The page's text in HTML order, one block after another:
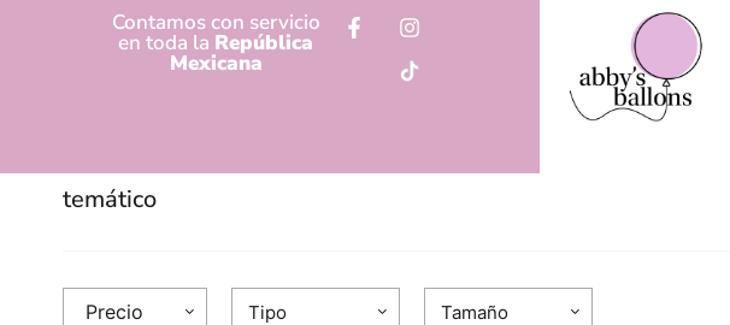
Contamos con servicio
en toda la República
Mexicana
temático
Precio